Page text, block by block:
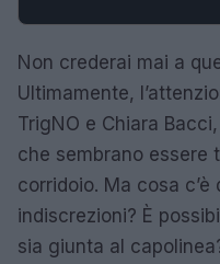
Non crederai mai a
Ultimamente,
TrigNO e Chiara
che sembrano essere
corridoio. Ma cosa
indiscrezioni? È
sia giunta al